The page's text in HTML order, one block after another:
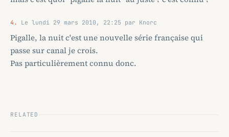
4. Le lundi 29 mars 2010, 22:25 par Knorc
Pigalle, la nuit c'est une nouvelle série française qui
passe sur canal je crois.
Pas particulièrement connu donc.
RELATED